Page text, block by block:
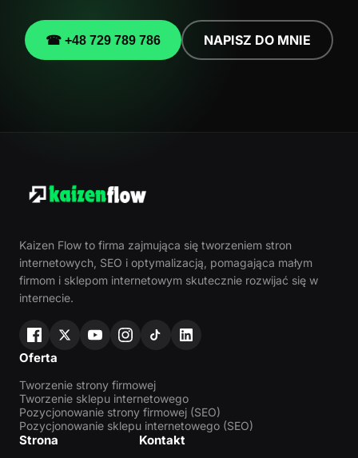
☎ +48 729 789 786 NAPISZ DO MNIE
Kaizen Flow to firma zajmująca się tworzeniem stron
internetowych, SEO i optymalizacją, pomagająca małym
firmom i sklepom internetowym skutecznie rozwijać się w
internecie.
Oferta
Tworzenie strony firmowej
Tworzenie sklepu internetowego
Pozycjonowanie strony firmowej (SEO)
Pozycjonowanie sklepu internetowego (SEO)
Strona Kontakt